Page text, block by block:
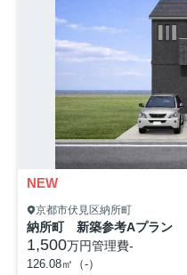
NEW
京都市伏見区納所町
納所町 新築参考Aプラン
1,500万円管理費-
126.08㎡（-）